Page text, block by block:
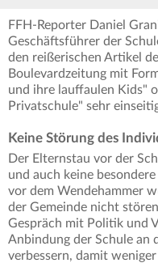
FFH-Reporter Daniel
Geschäftsführer der
den reißerischen Artikel
Boulevardzeitung mit
und ihre lauffaulen Kids"
Privatschule" sehr
Keine Störung des
Der Elternstau vor der
und auch keine
vor dem Wendehammer
der Gemeinde nicht
Gespräch mit Politik und
Anbindung der Schule an
verbessern, damit